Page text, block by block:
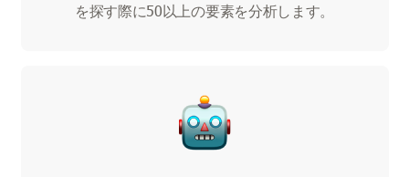
を探す際に50以上の要素を分析します。